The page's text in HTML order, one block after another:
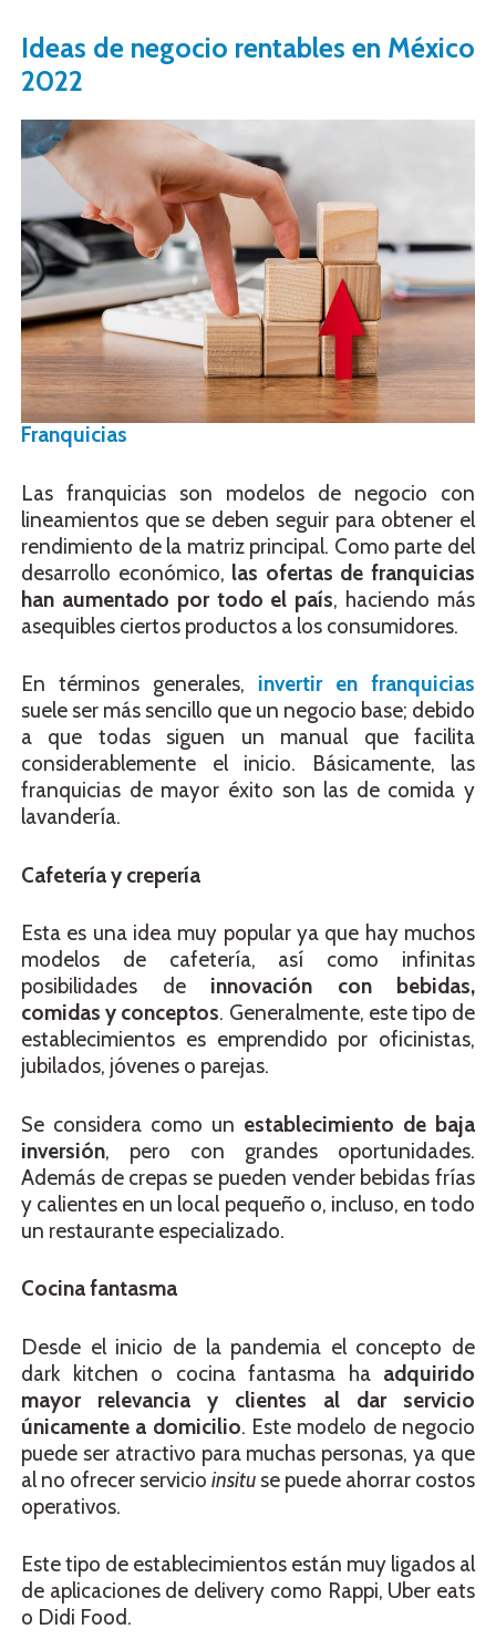
Ideas de negocio rentables en México
2022
Franquicias
Las franquicias son modelos de negocio con
lineamientos que se deben seguir para obtener el
rendimiento de la matriz principal. Como parte del
desarrollo económico, las ofertas de franquicias
han aumentado por todo el país, haciendo más
asequibles ciertos productos a los consumidores.
En términos generales, invertir en franquicias
suele ser más sencillo que un negocio base; debido
a que todas siguen un manual que facilita
considerablemente el inicio. Básicamente, las
franquicias de mayor éxito son las de comida y
lavandería.
Cafetería y crepería
Esta es una idea muy popular ya que hay muchos
modelos de cafetería, así como infinitas
posibilidades de innovación con bebidas,
comidas y conceptos. Generalmente, este tipo de
establecimientos es emprendido por oficinistas,
jubilados, jóvenes o parejas.
Se considera como un establecimiento de baja
inversión, pero con grandes oportunidades.
Además de crepas se pueden vender bebidas frías
y calientes en un local pequeño o, incluso, en todo
un restaurante especializado.
Cocina fantasma
Desde el inicio de la pandemia el concepto de
dark kitchen o cocina fantasma ha adquirido
mayor relevancia y clientes al dar servicio
únicamente a domicilio. Este modelo de negocio
puede ser atractivo para muchas personas, ya que
al no ofrecer servicio insitu se puede ahorrar costos
operativos.
Este tipo de establecimientos están muy ligados al
de aplicaciones de delivery como Rappi, Uber eats
o Didi Food.